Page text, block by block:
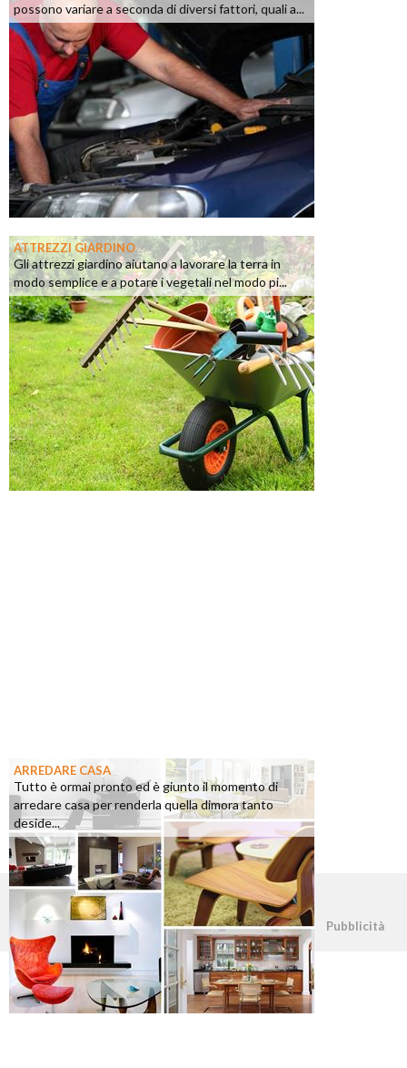
possono variare a seconda di diversi fattori, quali a...
ATTREZZI GIARDINO
Gli attrezzi giardino aiutano a lavorare la terra in
modo semplice e a potare i vegetali nel modo pi...
ARREDARE CASA
Tutto è ormai pronto ed è giunto il momento di
arredare casa per renderla quella dimora tanto
deside...
©2026 - casapratica.org - p.iva 03338800984 Pubblicità